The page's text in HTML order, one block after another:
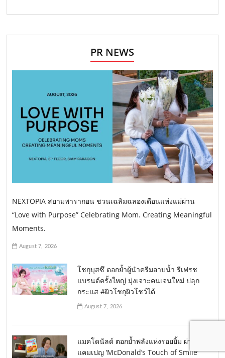
PR NEWS
NEXTOPIA สยามพารากอน ชวนเฉลิมฉลองเดือนแห่งแม่ผ่าน
“Love with Purpose” Celebrating Mom. Creating Meaningful
Moments.
August 7, 2026
โชกุบุสซึ ตอกย้ำผู้นำครีมอาบน้ำ รีเฟรช
แบรนด์ครั้งใหญ่ มุ่งเจาะคนเจนใหม่ ปลุก
กระแส #ผิวโชกุผิวโชว์ได้
August 7, 2026
แมคโดนัลด์ ตอกย้ำพลังแห่งรอยยิ้ม ผ่าน
แคมเปญ ‘McDonald’s Touch of Smile’